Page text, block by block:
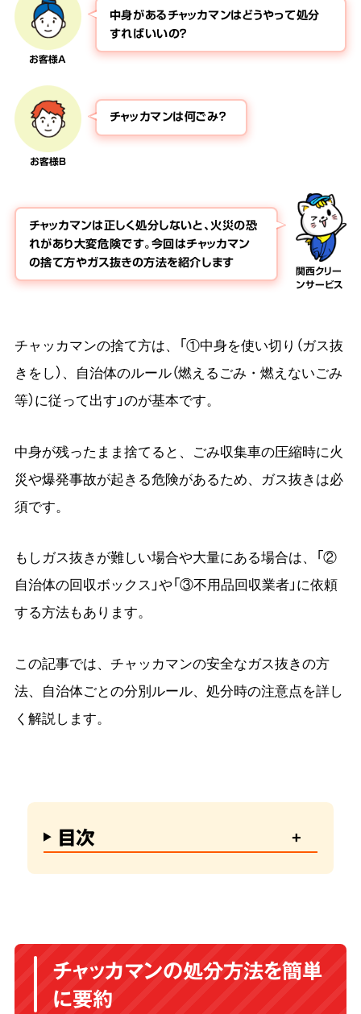
お客様A
中身があるチャッカマンはどうやって処分
すればいいの？
お客様B
チャッカマンは何ごみ？
関西クリー
ンサービス
チャッカマンは正しく処分しないと、火災の恐
れがあり大変危険です。今回はチャッカマン
の捨て方やガス抜きの方法を紹介します
チャッカマンの捨て方は、「①中身を使い切り（ガス抜
きをし）、自治体のルール（燃えるごみ・燃えないごみ
等）に従って出す」のが基本です。
中身が残ったまま捨てると、ごみ収集車の圧縮時に火
災や爆発事故が起きる危険があるため、ガス抜きは必
須です。
もしガス抜きが難しい場合や大量にある場合は、「②
自治体の回収ボックス」や「③不用品回収業者」に依頼
する方法もあります。
この記事では、チャッカマンの安全なガス抜きの方
法、自治体ごとの分別ルール、処分時の注意点を詳し
く解説します。
目次
チャッカマンの処分方法を簡単
に要約